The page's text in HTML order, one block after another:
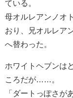
ている。
母オルレアンノオ
おり、兄オルレア
へ替わった。
ホワイトヘブンは
ころだが……。
「ダートっぽさが